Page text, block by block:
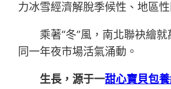
力冰雪經濟解脫季候性、地區性
乘著“冬”風，南北聯袂繪就
同一年夜市場活氣涌動。
生長，源于一甜心寶貝包